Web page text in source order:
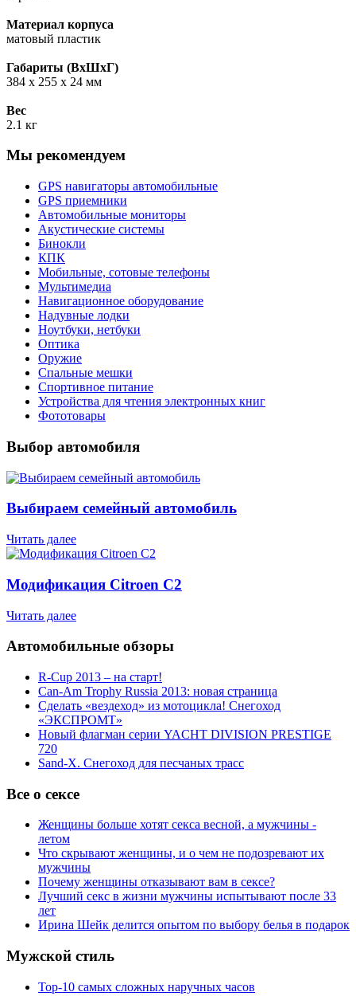
Материал корпуса
матовый пластик
Габариты (ВхШхГ)
384 x 255 x 24 мм
Вес
2.1 кг
Мы рекомендуем
GPS навигаторы автомобильные
GPS приемники
Автомобильные мониторы
Акустические системы
Бинокли
КПК
Мобильные, сотовые телефоны
Мультимедиа
Навигационное оборудование
Надувные лодки
Ноутбуки, нетбуки
Оптика
Оружие
Спальные мешки
Спортивное питание
Устройства для чтения электронных книг
Фототовары
Выбор автомобиля
Выбираем семейный автомобиль
Читать далее
Модификация Citroen С2
Читать далее
Автомобильные обзоры
R-Cup 2013 – на старт!
Can-Am Trophy Russia 2013: новая страница
Сделать «вездеход» из мотоцикла! Снегоход
«ЭКСПРОМТ»
Новый флагман серии YACHT DIVISION PRESTIGE
720
Sand-X. Снегоход для песчаных трасс
Все о сексе
Женщины больше хотят секса весной, а мужчины -
летом
Что скрывают женщины, и о чем не подозревают их
мужчины
Почему женщины отказывают вам в сексе?
Лучший секс в жизни мужчины испытывают после 33
лет
Ирина Шейк делится опытом по выбору белья в подарок
Мужской стиль
Top-10 самых сложных наручных часов